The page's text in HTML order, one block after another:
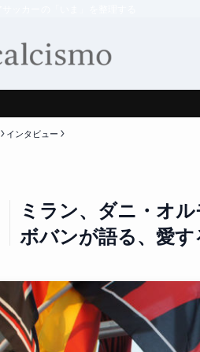
インタビュー
ミラン、ダニ・オ
ボバンが語る、愛